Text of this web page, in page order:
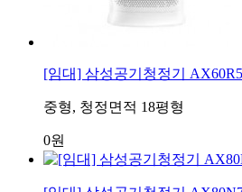
[임대] 삼성공기청정기
중형, 청정면적 18평형
0원